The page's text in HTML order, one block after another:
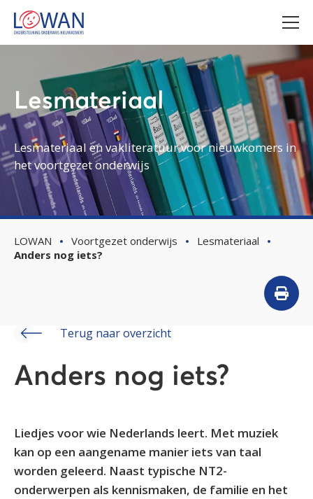
Lesmateriaal
Lesmateriaal en vakliteratuur voor nieuwkomers in
het voortgezet onderwijs
LOWAN Voortgezet onderwijs
Lesmateriaal
Anders nog iets?
Terug naar overzicht
Anders nog iets?
Liedjes voor wie Nederlands leert. Met muziek
kan op een aangename manier iets van taal
worden geleerd. Naast typische NT2-
onderwerpen als kennismaken, de familie en het